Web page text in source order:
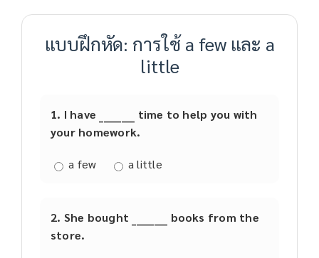
แบบฝึกหัด: การใช้ a few และ a
little
1. I have ________ time to help you with
your homework.
a few a little
2. She bought ________ books from the
store.